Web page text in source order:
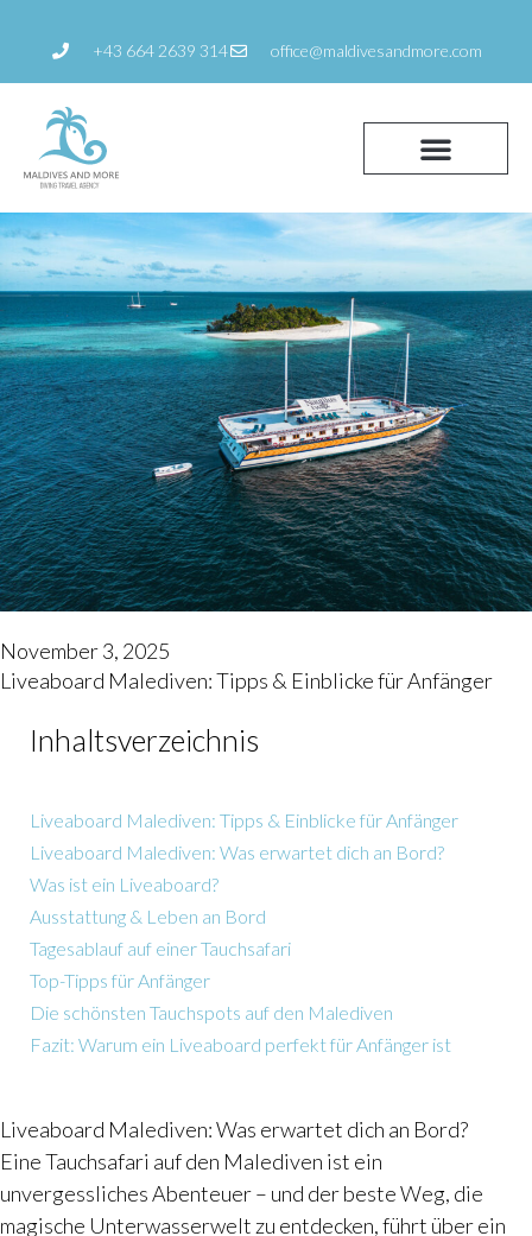
springen
+43 664 2639 314 office@maldivesandmore.com
November 3, 2025
Liveaboard Malediven: Tipps & Einblicke für Anfänger
Inhaltsverzeichnis
Liveaboard Malediven: Tipps & Einblicke für Anfänger
Liveaboard Malediven: Was erwartet dich an Bord?
Was ist ein Liveaboard?
Ausstattung & Leben an Bord
Tagesablauf auf einer Tauchsafari
Top-Tipps für Anfänger
Die schönsten Tauchspots auf den Malediven
Fazit: Warum ein Liveaboard perfekt für Anfänger ist
Liveaboard Malediven: Was erwartet dich an Bord?
Eine Tauchsafari auf den Malediven ist ein
unvergessliches Abenteuer – und der beste Weg, die
magische Unterwasserwelt zu entdecken, führt über ein